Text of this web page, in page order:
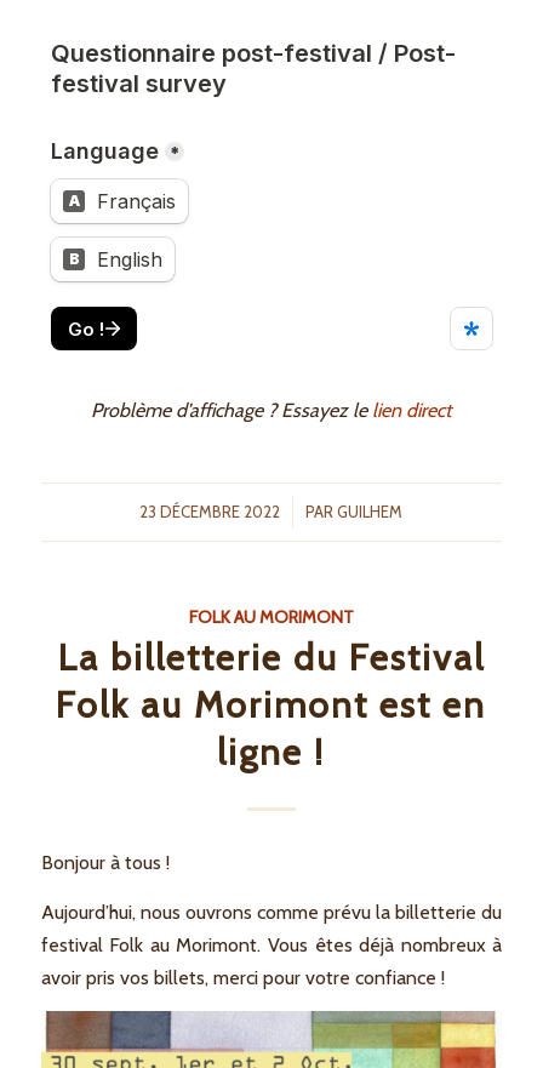
Problème d’affichage ? Essayez le lien direct
23 DÉCEMBRE 2022
/ PARGUILHEM
FOLK AU MORIMONT
La billetterie du Festival
Folk au Morimont est en
ligne !
Bonjour à tous !
Aujourd’hui, nous ouvrons comme prévu la billetterie du
festival Folk au Morimont. Vous êtes déjà nombreux à
avoir pris vos billets, merci pour votre confiance !